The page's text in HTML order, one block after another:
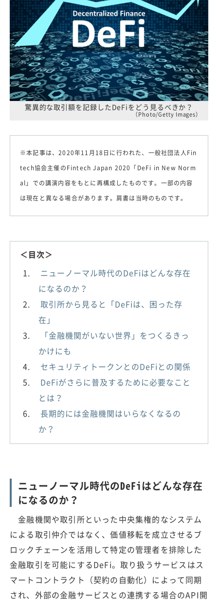
驚異的な取引額を記録したDeFiをどう見るべきか？
（Photo/Getty Images）
※本記事は、2020年11月18日に行われた、一般社団法人Fin
tech協会主催のFintech Japan 2020「DeFi in New Norm
al」での講演内容をもとに再構成したものです。一部の内容
は現在と異なる場合があります。肩書は当時のものです。
＜目次＞
ニューノーマル時代のDeFiはどんな存在
になるのか？
取引所から見ると「DeFiは、困った存
在」
「金融機関がいない世界」をつくるきっ
かけにも
セキュリティトークンとのDeFiとの関係
DeFiがさらに普及するために必要なこと
とは？
長期的には金融機関はいらなくなるの
か？
ニューノーマル時代のDeFiはどんな存在
になるのか？
金融機関や取引所といった中央集権的なシステム
による取引仲介ではなく、価値移転を成立させるブ
ロックチェーンを活用して特定の管理者を排除した
金融取引を可能にするDeFi。取り扱うサービスはス
マートコントラクト（契約の自動化）によって同期
され、外部の金融サービスとの連携する場合のAPI開